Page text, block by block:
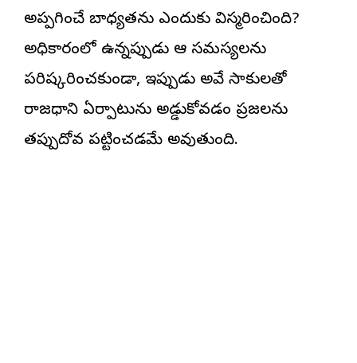
అప్పగించే బాధ్యతను ఎందుకు విస్మరించింది?
అధికారంలో ఉన్నప్పుడు ఆ సమస్యలను
పరిష్కరించకుండా, ఇప్పుడు అవే సాకులతో
రాజధాని ఏర్పాటును అడ్డుకోవడం ప్రజలను
తప్పుదోవ పట్టించడమే అవుతుంది.